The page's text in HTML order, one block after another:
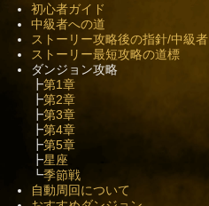
初心者ガイド
中級者への道
ストーリー攻略後の指針/中級者
ストーリー最短攻略の道標
ダンジョン攻略
┣第1章
┣第2章
┣第3章
┣第4章
┣第5章
┣星座
┗季節戦
自動周回について